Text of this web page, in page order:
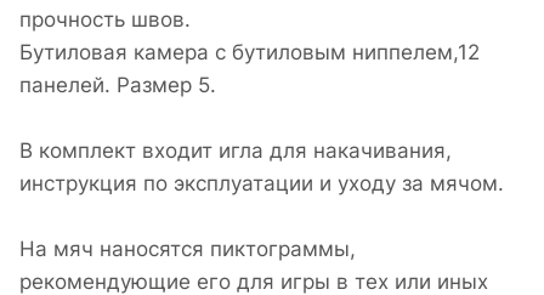
прочность швов.
Бутиловая камера с бутиловым ниппелем,12
панелей. Размер 5.
В комплект входит игла для накачивания,
инструкция по эксплуатации и уходу за мячом.
На мяч наносятся пиктограммы,
рекомендующие его для игры в тех или иных